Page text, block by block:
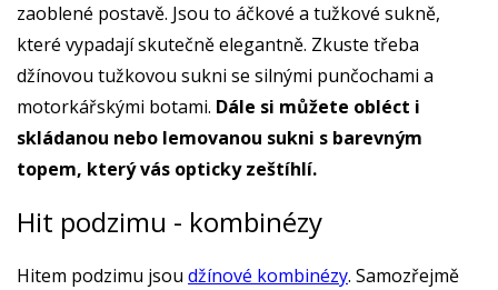
zaoblené postavě. Jsou to áčkové a tužkové sukně,
které vypadají skutečně elegantně. Zkuste třeba
džínovou tužkovou sukni se silnými punčochami a
motorkářskými botami. Dále si můžete obléct i
skládanou nebo lemovanou sukni s barevným
topem, který vás opticky zeštíhlí.
Hit podzimu - kombinézy
Hitem podzimu jsou džínové kombinézy. Samozřejmě